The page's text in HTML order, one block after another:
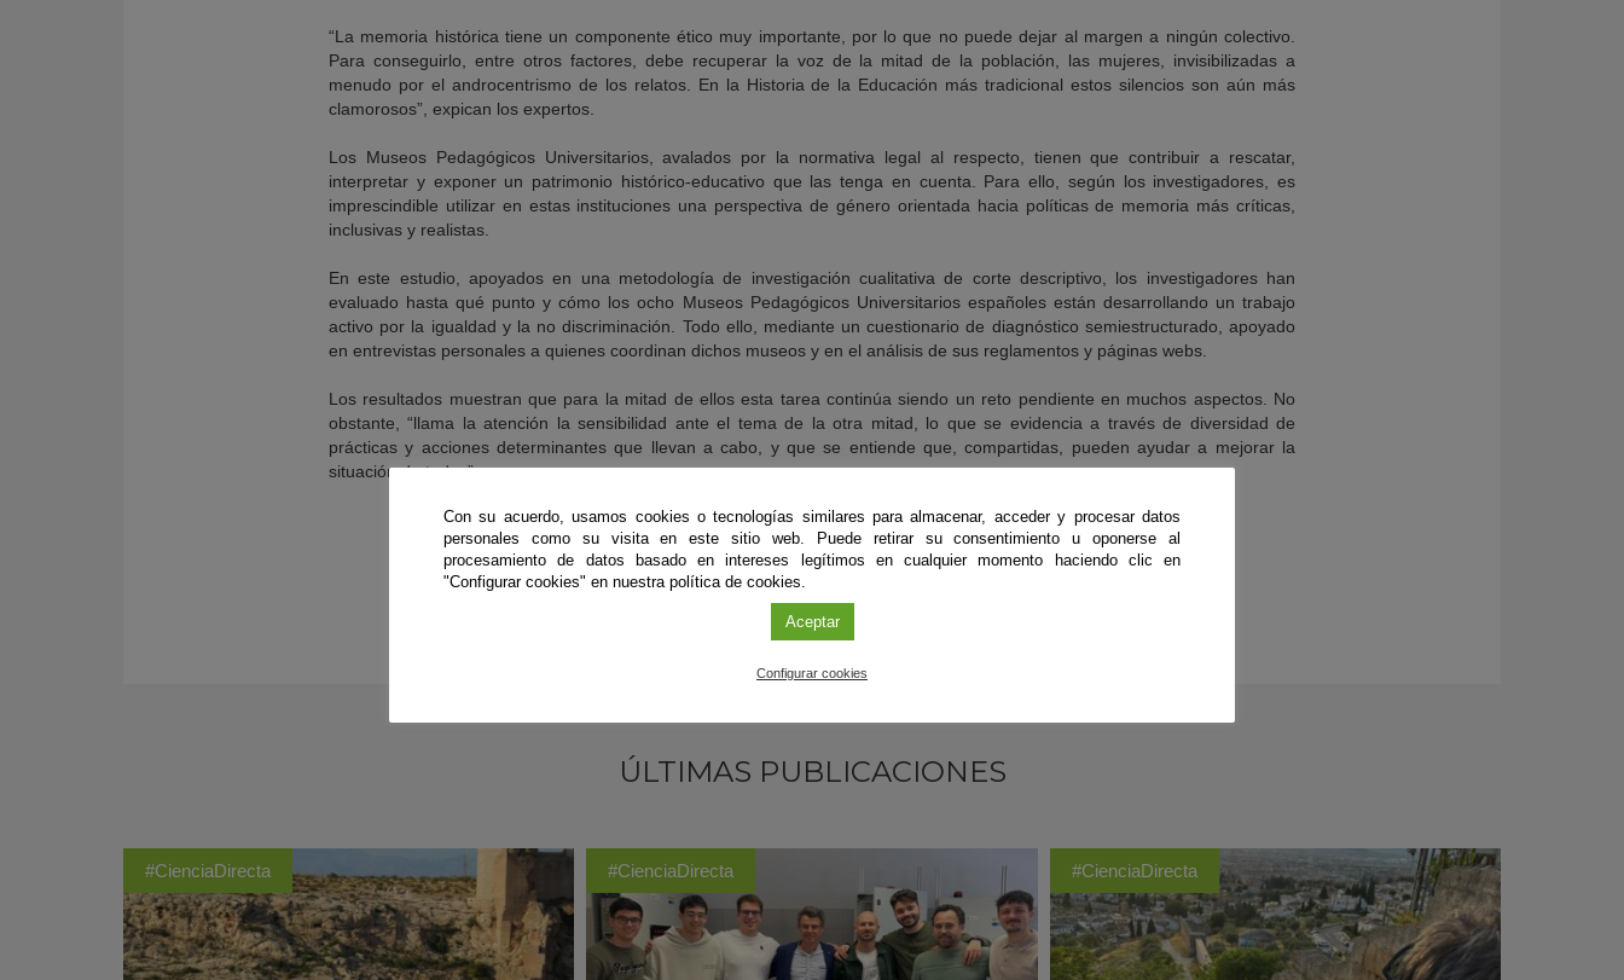
“La memoria histórica tiene un componente ético muy importante, por lo que no puede dejar al margen a ningún colectivo.
Para conseguirlo, entre otros factores, debe recuperar la voz de la mitad de la población, las mujeres, invisibilizadas a
menudo por el androcentrismo de los relatos. En la Historia de la Educación más tradicional estos silencios son aún más
clamorosos”, expican los expertos.
Los Museos Pedagógicos Universitarios, avalados por la normativa legal al respecto, tienen que contribuir a rescatar,
interpretar y exponer un patrimonio histórico-educativo que las tenga en cuenta. Para ello, según los investigadores, es
imprescindible utilizar en estas instituciones una perspectiva de género orientada hacia políticas de memoria más críticas,
inclusivas y realistas.
En este estudio, apoyados en una metodología de investigación cualitativa de corte descriptivo, los investigadores han
evaluado hasta qué punto y cómo los ocho Museos Pedagógicos Universitarios españoles están desarrollando un trabajo
activo por la igualdad y la no discriminación. Todo ello, mediante un cuestionario de diagnóstico semiestructurado, apoyado
en entrevistas personales a quienes coordinan dichos museos y en el análisis de sus reglamentos y páginas webs.
Los resultados muestran que para la mitad de ellos esta tarea continúa siendo un reto pendiente en muchos aspectos. No
obstante, “llama la atención la sensibilidad ante el tema de la otra mitad, lo que se evidencia a través de diversidad de
prácticas y acciones determinantes que llevan a cabo, y que se entiende que, compartidas, pueden ayudar a mejorar la
situación de todos”.
ÚLTIMAS PUBLICACIONES
#CienciaDirecta #CienciaDirecta #CienciaDirecta
Con su acuerdo, usamos cookies o tecnologías similares para almacenar, acceder y procesar datos
personales como su visita en este sitio web. Puede retirar su consentimiento u oponerse al
procesamiento de datos basado en intereses legítimos en cualquier momento haciendo clic en
"Configurar cookies" en nuestra política de cookies.
Aceptar
Configurar cookies